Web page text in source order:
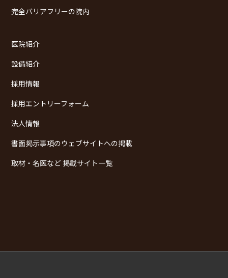
完全バリアフリーの院内
医院紹介
設備紹介
採用情報
採用エントリーフォーム
法人情報
書面掲示事項のウェブサイトへの掲載
取材・名医など 掲載サイト一覧